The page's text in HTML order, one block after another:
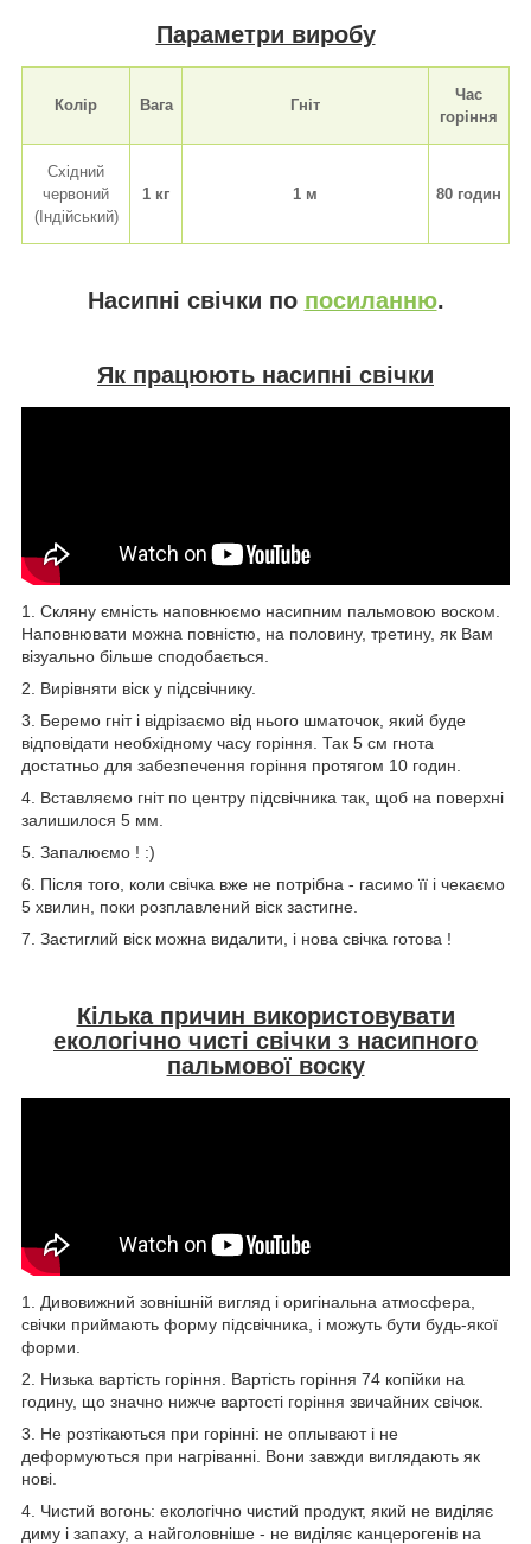
Параметри виробу
Колір Вага Гніт
Час
горіння
Східний
червоний
(Індійський)
1 кг 1 м 80 годин
Насипні свічки по посиланню.
Як працюють насипні свічки
1. Скляну ємність наповнюємо насипним пальмовою воском.
Наповнювати можна повністю, на половину, третину, як Вам
візуально більше сподобається.
2. Вирівняти віск у підсвічнику.
3. Беремо гніт і відрізаємо від нього шматочок, який буде
відповідати необхідному часу горіння. Так 5 см гнота
достатньо для забезпечення горіння протягом 10 годин.
4. Вставляємо гніт по центру підсвічника так, щоб на поверхні
залишилося 5 мм.
5. Запалюємо ! :)
6. Після того, коли свічка вже не потрібна - гасимо її і чекаємо
5 хвилин, поки розплавлений віск застигне.
7. Застиглий віск можна видалити, і нова свічка готова !
Кілька причин використовувати
екологічно чисті свічки з насипного
пальмової воску
1. Дивовижний зовнішній вигляд і оригінальна атмосфера,
свічки приймають форму підсвічника, і можуть бути будь-якої
форми.
2. Низька вартість горіння. Вартість горіння 74 копійки на
годину, що значно нижче вартості горіння звичайних свічок.
3. Не розтікаються при горінні: не оплывают і не
деформуються при нагріванні. Вони завжди виглядають як
нові.
4. Чистий вогонь: екологічно чистий продукт, який не виділяє
диму і запаху, а найголовніше - не виділяє канцерогенів на